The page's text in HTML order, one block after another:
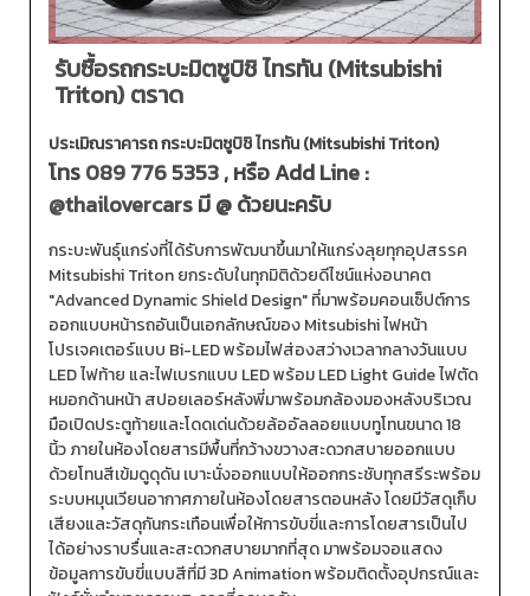
รับซื้อรถกระบะมิตซูบิชิ ไทรทัน (Mitsubishi
Triton) ตราด
ประเมิณราคารถ กระบะมิตซูบิชิ ไทรทัน (Mitsubishi Triton)
โทร089 776 5353, หรือ Add Line :
@thailovercarsมี @ ด้วยนะครับ
กระบะพันธุ์แกร่งที่ได้รับการพัฒนาขึ้นมาให้แกร่งลุยทุกอุปสรรค
Mitsubishi Triton ยกระดับในทุกมิติด้วยดีไซน์แห่งอนาคต
"Advanced Dynamic Shield Design" ที่มาพร้อมคอนเซ็ปต์การ
ออกแบบหน้ารถอันเป็นเอกลักษณ์ของ Mitsubishi ไฟหน้า
โปรเจคเตอร์แบบ Bi-LED พร้อมไฟส่องสว่างเวลากลางวันแบบ
LED ไฟท้าย และไฟเบรกแบบ LED พร้อม LED Light Guide ไฟตัด
หมอกด้านหน้า สปอยเลอร์หลังพี่มาพร้อมกล้องมองหลังบริเวณ
มือเปิดประตูท้ายและโดดเด่นด้วยล้ออัลลอยแบบทูโทนขนาด 18
นิ้ว ภายในห้องโดยสารมีพื้นที่กว้างขวางสะดวกสบายออกแบบ
ด้วยโทนสีเข้มดูดุดัน เบาะนั่งออกแบบให้ออกกระชับทุกสรีระพร้อม
ระบบหมุนเวียนอากาศภายในห้องโดยสารตอนหลัง โดยมีวัสดุเก็บ
เสียงและวัสดุกันกระเทือนเพื่อให้การขับขี่และการโดยสารเป็นไป
ได้อย่างราบรื่นและสะดวกสบายมากที่สุด มาพร้อมจอแสดง
ข้อมูลการขับขี่แบบสีที่มี 3D Animation พร้อมติดตั้งอุปกรณ์และ